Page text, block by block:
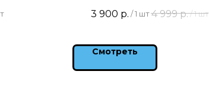
3 900 р. / 1 шт 4 999 р. / 1 шт
Смотреть